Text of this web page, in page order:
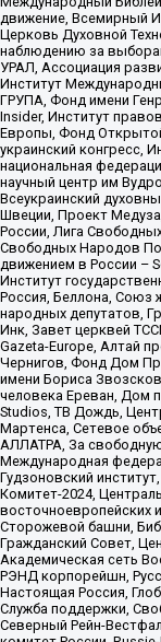
движение, Всемирный
Церковь Духовной
наблюдению за
УРАЛ, Ассоциация
Институт
ГРУПА, Фонд имени
Insider, Институт
Европы, Фонд
украинский конгресс,
национальная
научный центр им
Всеукраинский
Швеции, Проект
России, Лига
Свободных Народов
движением в России –
Институт
Россия, Беллона, Союз
народных депутатов,
Инк, Завет церквей
Gazeta-Europe, Алтай
Чернигов, Фонд Дом
имени Бориса
человека Ереван, Дом
Studios, ТВ Дождь,
Мартенса, Сетевое
АЛЛАТРА, За
Международная
Гудзоновский
Комитет-2024,
восточноевропейских
Сторожевой башни,
Гражданский Совет,
Академическая сеть
РЭНД корпорейшн,
Настоящая Россия,
Служба поддержки,
Северный Рейн-